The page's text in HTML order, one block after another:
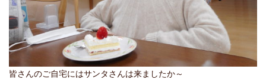
皆さんのご自宅にはサンタさんは来ましたか～